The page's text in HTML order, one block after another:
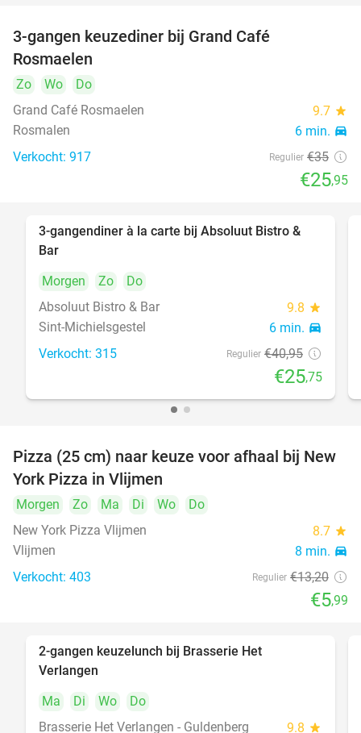
3-gangen keuzediner bij Grand Café
Rosmaelen
Zo Wo
Do
Grand Café Rosmaelen
9.7 star
Rosmalen 6 min. directions_car
Verkocht: 917 Regulier €35
€25,95
37%
3-gangendiner à la carte bij Absoluut Bistro &
Bar
Morgen
Zo
Do
Absoluut Bistro & Bar
9.8 star
Sint-Michielsgestel 6 min. directions_car
Verkocht: 315 Regulier €40,95
€25,75
55%
Pizza (25 cm) naar keuze voor afhaal bij New
York Pizza in Vlijmen
Morgen Zo Ma Di Wo
Do
New York Pizza Vlijmen
8.7 star
Vlijmen 8 min. directions_car
Verkocht: 403 Regulier €13,20
€5,99
2-gangen keuzelunch bij Brasserie Het
Verlangen
Ma
Di Wo
Do
Brasserie Het Verlangen - Guldenberg
9.8 star